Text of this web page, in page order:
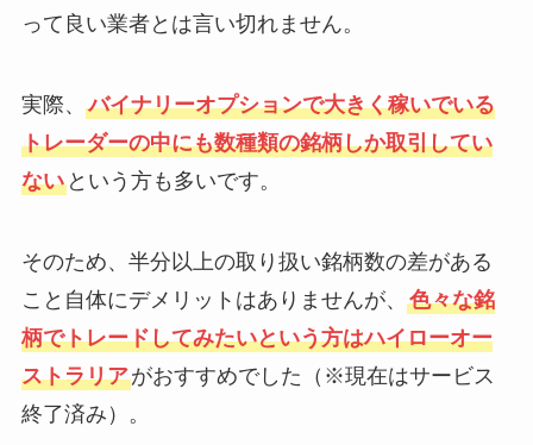
って良い業者とは言い切れません。
実際、 バイナリーオプションで大きく稼いでいる
トレーダーの中にも数種類の銘柄しか取引してい
ないという方も多いです。
そのため、半分以上の取り扱い銘柄数の差がある
こと自体にデメリットはありませんが、 色々な銘
柄でトレードしてみたいという方はハイローオー
ストラリアがおすすめでした（※現在はサービス
終了済み）。